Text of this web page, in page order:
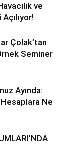
ve
Çolak’tan
Seminer
Ayında:
Ne